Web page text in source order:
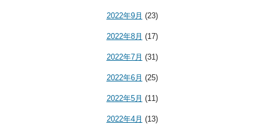
2022年9月 (23)
2022年8月 (17)
2022年7月 (31)
2022年6月 (25)
2022年5月 (11)
2022年4月 (13)